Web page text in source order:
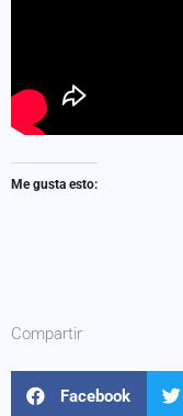
Me gusta esto:
Compartir
Facebook